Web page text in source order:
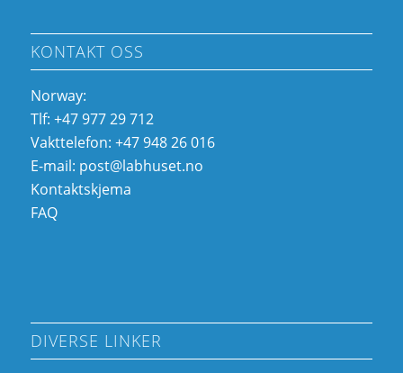
KONTAKT OSS
Norway:
Tlf: +47 977 29 712
Vakttelefon: +47 948 26 016
E-mail: post@labhuset.no
Kontaktskjema
FAQ
DIVERSE LINKER